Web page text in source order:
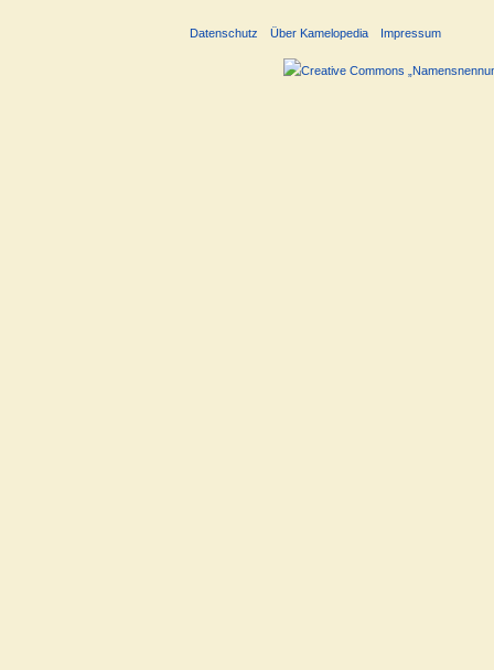
Datenschutz Über Kamelopedia Impressum